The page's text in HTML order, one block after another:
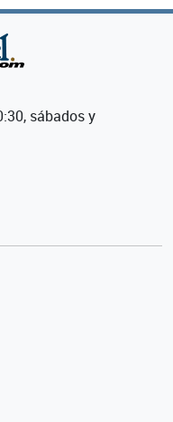
sábados y